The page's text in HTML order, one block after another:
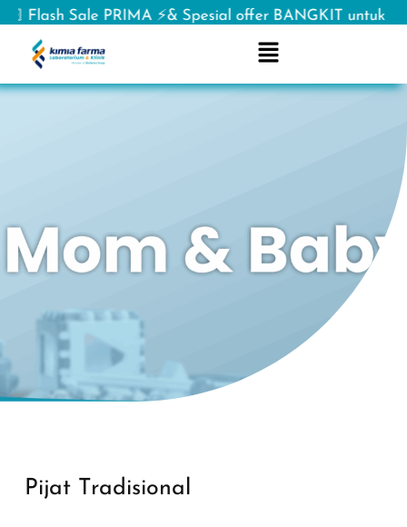
Sale PRIMA ⚡& Spesial offer BANGKIT untuk
Pijat Tradisional